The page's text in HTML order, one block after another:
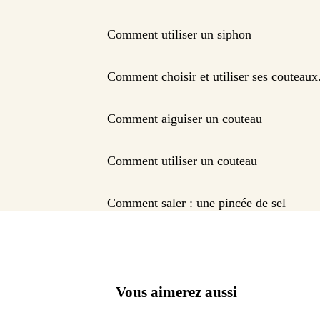
Comment utiliser un siphon
Comment choisir et utiliser ses
Comment aiguiser un couteau
Comment utiliser un couteau
Comment saler : une pincée de sel
Vous aimerez aussi